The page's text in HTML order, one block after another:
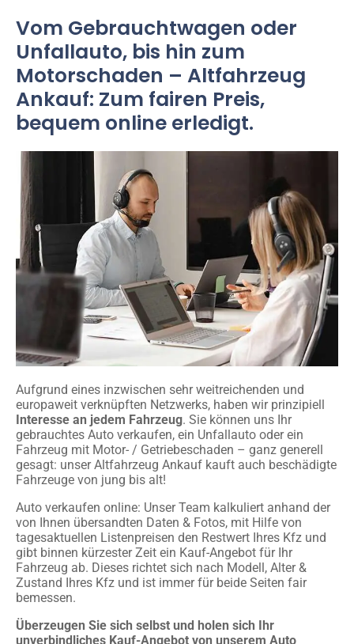
Vom Gebrauchtwagen oder
Unfallauto, bis hin zum
Motorschaden – Altfahrzeug
Ankauf: Zum fairen Preis,
bequem online erledigt.
Aufgrund eines inzwischen sehr weitreichenden und
europaweit verknüpften Netzwerks, haben wir prinzipiell
Interesse an jedem Fahrzeug. Sie können uns Ihr
gebrauchtes Auto verkaufen, ein Unfallauto oder ein
Fahrzeug mit Motor- / Getriebeschaden – ganz generell
gesagt: unser Altfahrzeug Ankauf kauft auch beschädigte
Fahrzeuge von jung bis alt!
Auto verkaufen online: Unser Team kalkuliert anhand der
von Ihnen übersandten Daten & Fotos, mit Hilfe von
tagesaktuellen Listenpreisen den Restwert Ihres Kfz und
gibt binnen kürzester Zeit ein Kauf-Angebot für Ihr
Fahrzeug ab. Dieses richtet sich nach Modell, Alter &
Zustand Ihres Kfz und ist immer für beide Seiten fair
bemessen.
Überzeugen Sie sich selbst und holen sich Ihr
unverbindliches Kauf-Angebot von unserem Auto